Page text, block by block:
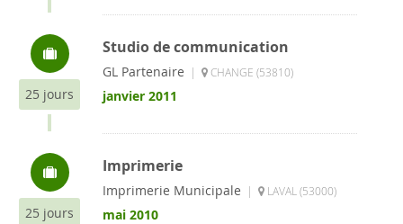
25 jours
Studio de communication
GL Partenaire | CHANGE (53810)
janvier 2011
25 jours
Imprimerie
Imprimerie Municipale | LAVAL (53000)
mai 2010